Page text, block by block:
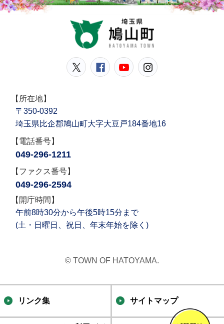
鳩山町公式Twitter
鳩山町公式Facebook
鳩山町公式
【所在地】
〒350-0392
埼玉県比企郡鳩山町大字大豆戸184番地16
【電話番号】
049-296-1211
【ファクス番号】
049-296-2594
【開庁時間】
午前8時30分から午後5時15分まで
(土・日曜日、祝日、年末年始を除く)
© TOWN OF HATOYAMA.
リンク集 サイトマップ